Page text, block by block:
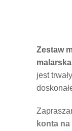
Zestaw
jest
konta